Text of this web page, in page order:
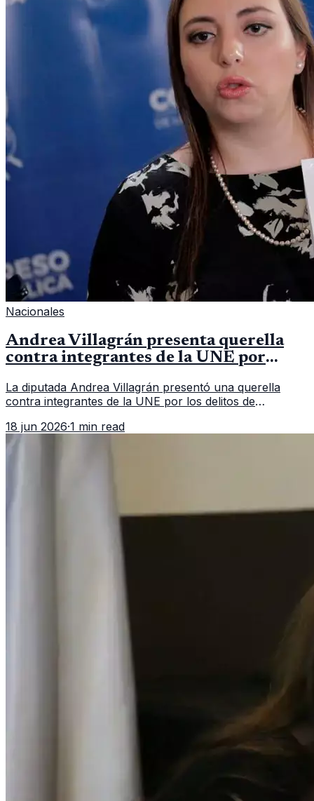
Nacionales
Andrea Villagrán presenta querella
contra integrantes de la UNE por
La diputada Andrea Villagrán presentó una querella
contra integrantes de la UNE por los delitos de
18 jun 2026·1 min read